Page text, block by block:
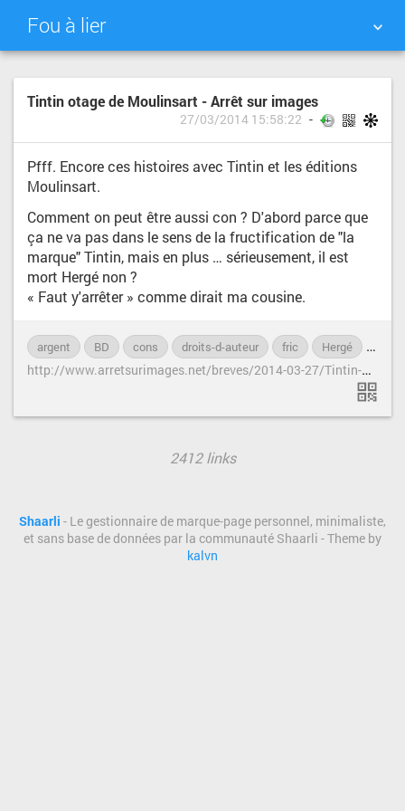
Fou à lier
NUAGE DE TAGS MUR D'IMAGES
Tintin otage de Moulinsart - Arrêt sur images
27/03/2014 15:58:22
Pfff. Encore ces histoires avec Tintin et les éditions
Moulinsart.
Comment on peut être aussi con ? D'abord parce que
ça ne va pas dans le sens de la fructification de "la
marque" Tintin, mais en plus … sérieusement, il est
mort Hergé non ?
« Faut y'arrêter » comme dirait ma cousine.
argent BD cons droits-d-auteur fric Hergé
h
ttp://www.arretsurimages.net/breves/2014-03-27/Tintin-otage-de-Moulinsart-id17169
2412 links
Shaarli - Le gestionnaire de marque-page personnel, minimaliste,
et sans base de données par la communauté Shaarli - Theme by
kalvn